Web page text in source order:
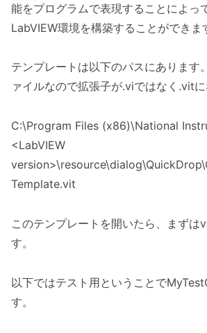
能をプログラムで表現することによっ
LabVIEW環境を構築することができま
テンプレートは以下のパスにあります
ァイルなので拡張子が.viではなく.vitに
C:\Program Files (x86)\National
<LabVIEW
Template.vit
このテンプレートを開いたら、まずは
す。
以下ではテスト用ということで
す。